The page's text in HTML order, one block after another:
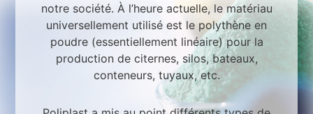
notre société. À l’heure actuelle, le matériau
universellement utilisé est le polythène en
poudre (essentiellement linéaire) pour la
production de citernes, silos, bateaux,
conteneurs, tuyaux, etc.